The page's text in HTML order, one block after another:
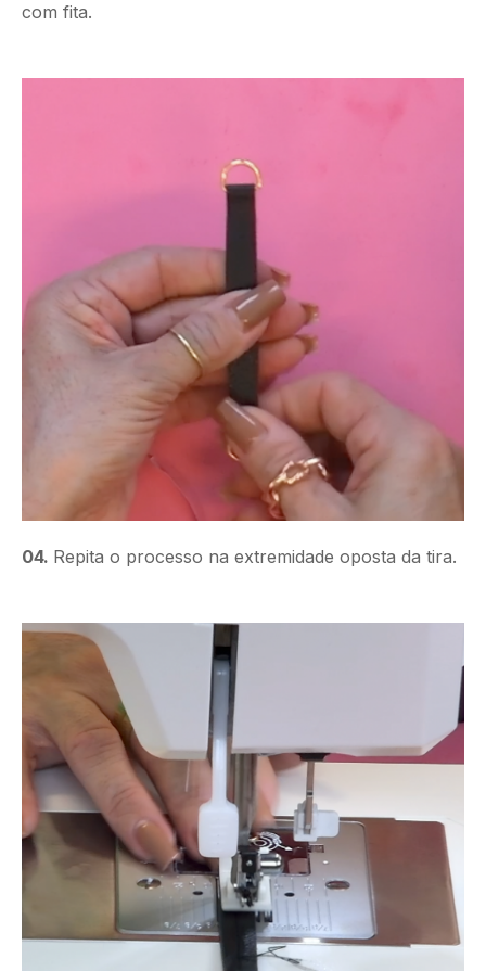
com fita.
04. Repita o processo na extremidade oposta da tira.